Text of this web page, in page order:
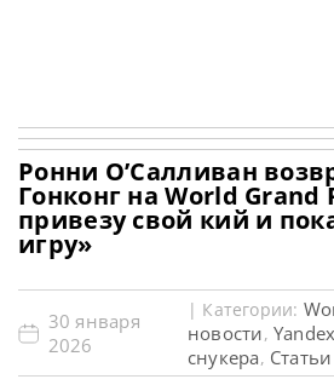
Ронни О’Салливан
Гонконг на World Grand
привезу свой кий и
игру»
30 января
2026
| Категории:
новости,
снукера,